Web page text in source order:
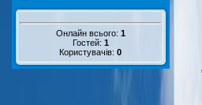
Онлайн всього: 1
Гостей: 1
Користувачів:0